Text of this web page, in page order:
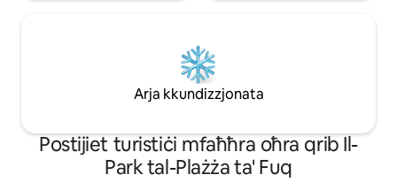
Arja kkundizzjonata
Роѕtіјіеt turіѕtіċі mfаħħrа оħrа qrіb Il-
Park tal-Plażża ta' Fuq